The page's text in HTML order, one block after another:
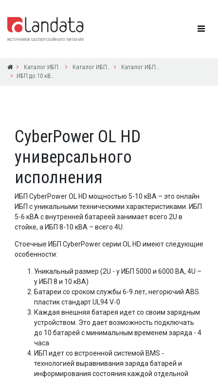
Каталог ИБП Каталог ИБП CyberPower
Каталог ИБП CyberPower
ИБП до 10 кВА с 1ф выходом
CyberPower OL HD
универсального
исполнения
ИБП CyberPower OL HD мощностью 5-10 кВА – это онлайн
ИБП с уникальными техническими характеристиками. ИБП
5-6 кВА с внутренней батареей занимает всего 2U в
стойке, а ИБП 8-10 кВА – всего 4U.
Стоечные ИБП CyberPower серии OL HD имеют следующие
особенности:
Уникальный размер (2U - у ИБП 5000 и 6000 ВА, 4U –
у ИБП 8 и 10 кВА)
Батареи со сроком службы 6-9 лет, негорючий ABS
пластик стандарт UL94 V-0
Каждая внешняя батарея идет со своим зарядным
устройством. Это дает возможность подключать
до 10 батарей с минимальным временем заряда - 4
часа
ИБП идет со встроенной системой BMS -
технологией выравнивания заряда батарей и
информирования состояния каждой отдельной